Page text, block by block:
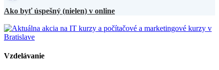
Ako byť úspešný (nielen) v online
Vzdelávanie